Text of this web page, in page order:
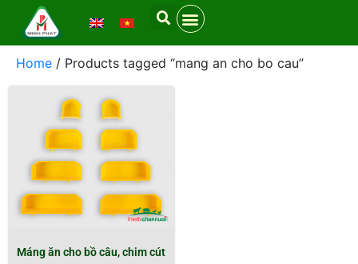
Home / Products tagged “mang an cho bo cau”
Máng ăn cho bồ câu, chim cút